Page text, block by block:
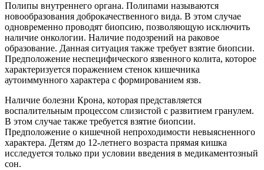
Полипы внутреннего органа. Полипами называются
новообразования доброкачественного вида. В этом случае
одновременно проводят биопсию, позволяющую исключить
наличие онкологии. Наличие подозрений на раковое
образование. Данная ситуация также требует взятие биопсии.
Предположение неспецифического язвенного колита, которое
характеризуется поражением стенок кишечника
аутоиммунного характера с формированием язв.
Наличие болезни Крона, которая представляется
воспалительным процессом слизистой с развитием гранулем.
В этом случае также требуется взятие биопсии.
Предположение о кишечной непроходимости невыясненного
характера. Детям до 12-летнего возраста прямая кишка
исследуется только при условии введения в медикаментозный
сон.